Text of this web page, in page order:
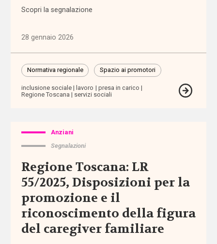
accreditamento
ADI
adozione
adozione
internazionale
Scopri la segnalazione
28 gennaio 2026
Normativa regionale Spazio ai promotori
inclusione sociale lavoro
presa in carico
Regione Toscana
servizi sociali
Anziani
Segnalazioni
Regione Toscana: LR
55/2025, Disposizioni per la
promozione e il
riconoscimento della figura
del caregiver familiare